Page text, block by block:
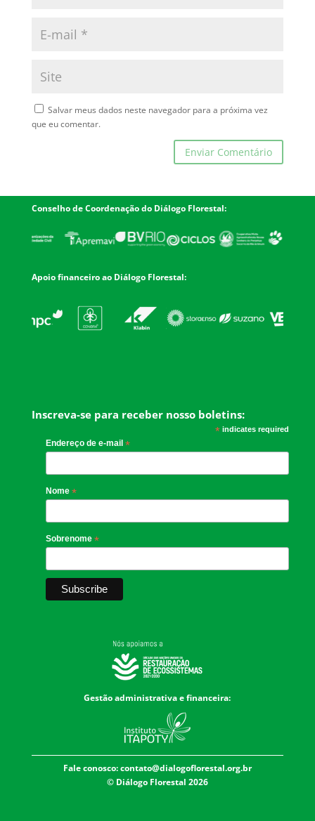
Salvar meus dados neste navegador para a próxima vez
que eu comentar.
Conselho de Coordenação do Diálogo Florestal:
Apoio financeiro ao Diálogo Florestal:
Inscreva-se para receber nosso boletins:
*indicates required
Endereço de e-mail *
Nome *
Sobrenome *
Gestão administrativa e financeira:
Fale conosco:contato@dialogoflorestal.org.br
© Diálogo Florestal 2026